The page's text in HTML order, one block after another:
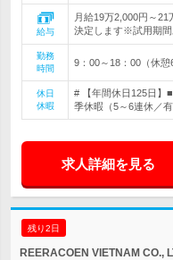
給与
月給19万2,000円～
決定します※試用期間
勤務
時間
9：00～18：00（休
休日
休暇
# 【年間休日125日】
季休暇（5～6連休／
求人詳細を見る
残り2日
REERACOEN VIETNAM CO.,